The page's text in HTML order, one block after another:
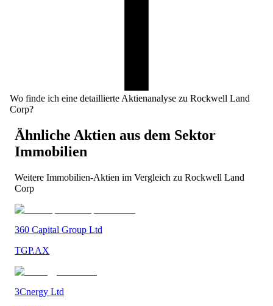
Wo finde ich eine detaillierte Aktienanalyse zu Rockwell Land
Corp?
Ähnliche Aktien aus dem Sektor
Immobilien
Weitere Immobilien-Aktien im Vergleich zu Rockwell Land
Corp
360 Capital Group Ltd
TGP.AX
3Cnergy Ltd